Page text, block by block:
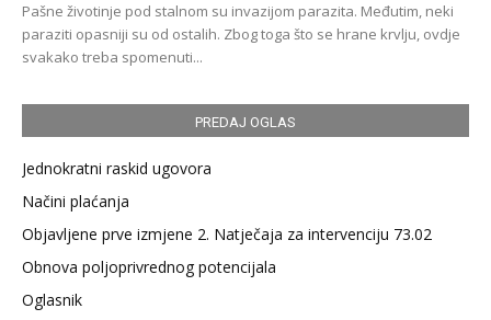
Pašne životinje pod stalnom su invazijom parazita. Međutim, neki
paraziti opasniji su od ostalih. Zbog toga što se hrane krvlju, ovdje
svakako treba spomenuti...
PREDAJ OGLAS
Jednokratni raskid ugovora
Načini plaćanja
Objavljene prve izmjene 2. Natječaja za intervenciju 73.02
Obnova poljoprivrednog potencijala
Oglasnik